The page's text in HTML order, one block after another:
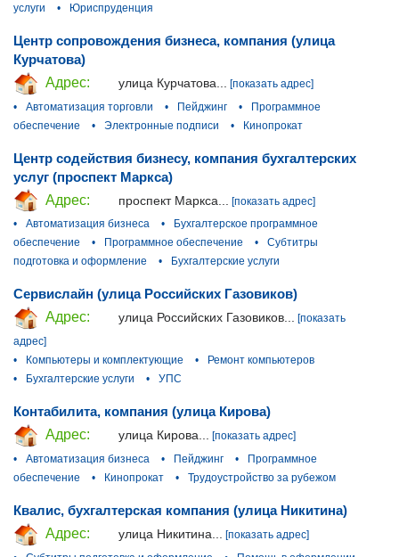
услуги
• Юриспруденция
Центр сопровождения бизнеса, компания (улица
Курчатова)
Адрес:
улица Курчатова...
[показать адрес]
•
Автоматизация торговли • Пейджинг •
Программное
обеспечение
• Электронные подписи • Кинопрокат
Центр содействия бизнесу, компания бухгалтерских
услуг (проспект Маркса)
Адрес:
проспект Маркса...
[показать адрес]
•
Автоматизация бизнеса •
Бухгалтерское программное
обеспечение
• Программное обеспечение •
Субтитры
подготовка и оформление
• Бухгалтерские услуги
Сервислайн (улица Российских Газовиков)
Адрес:
улица Российских Газовиков... [показать
адрес]
•
Компьютеры и комплектующие •
Ремонт компьютеров
•
Бухгалтерские услуги • УПС
Контабилита, компания (улица Кирова)
Адрес:
улица Кирова...
[показать адрес]
•
Автоматизация бизнеса • Пейджинг •
Программное
обеспечение
• Кинопрокат • Трудоустройство за рубежом
Квалис, бухгалтерская компания (улица Никитина)
Адрес:
улица Никитина...
[показать адрес]